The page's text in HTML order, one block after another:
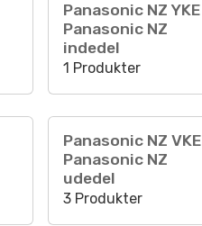
Panasonic NZ YKE
Panasonic NZ
indedel
1 Produkter
Panasonic NZ VKE
Panasonic NZ
udedel
3 Produkter